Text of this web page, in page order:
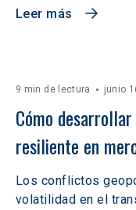
Leer más
9 min de lectura junio
Cómo
resiliente en
Los conflictos
volatilidad en el